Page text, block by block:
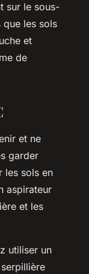
sur le sous-
les sols
et
de
et ne
garder
les sols en
aspirateur
et les
utiliser un